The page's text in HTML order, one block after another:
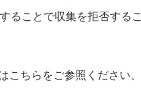
ることで収集を拒否する
こちらをご参照ください。